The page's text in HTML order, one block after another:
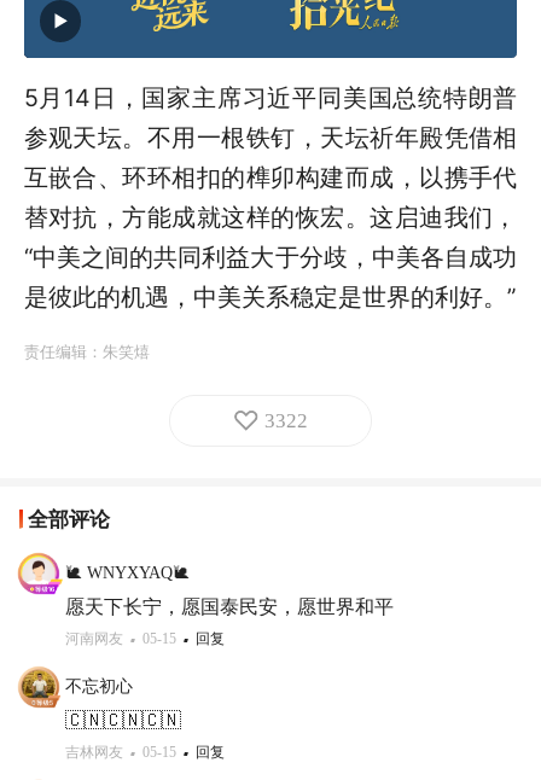
5月14日，国家主席习近平同美国总统特朗普
参观天坛。不用一根铁钉，天坛祈年殿凭借相
互嵌合、环环相扣的榫卯构建而成，以携手代
替对抗，方能成就这样的恢宏。这启迪我们，
“中美之间的共同利益大于分歧，中美各自成功
是彼此的机遇，中美关系稳定是世界的利好。”
责任编辑： 朱笑熺
3322
全部评论
🐌 WNYXYAQ🐌
愿天下长宁，愿国泰民安，愿世界和平
河南网友 05-15 回复
不忘初心
🇨🇳🇨🇳🇨🇳
吉林网友 05-15 回复